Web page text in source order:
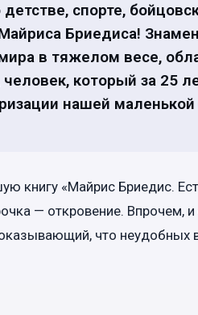
спорте,
Бриедиса!
в тяжелом весе,
который за 25
нашей
книгу «Майрис Бриедис.
— откровение. Впрочем,
что